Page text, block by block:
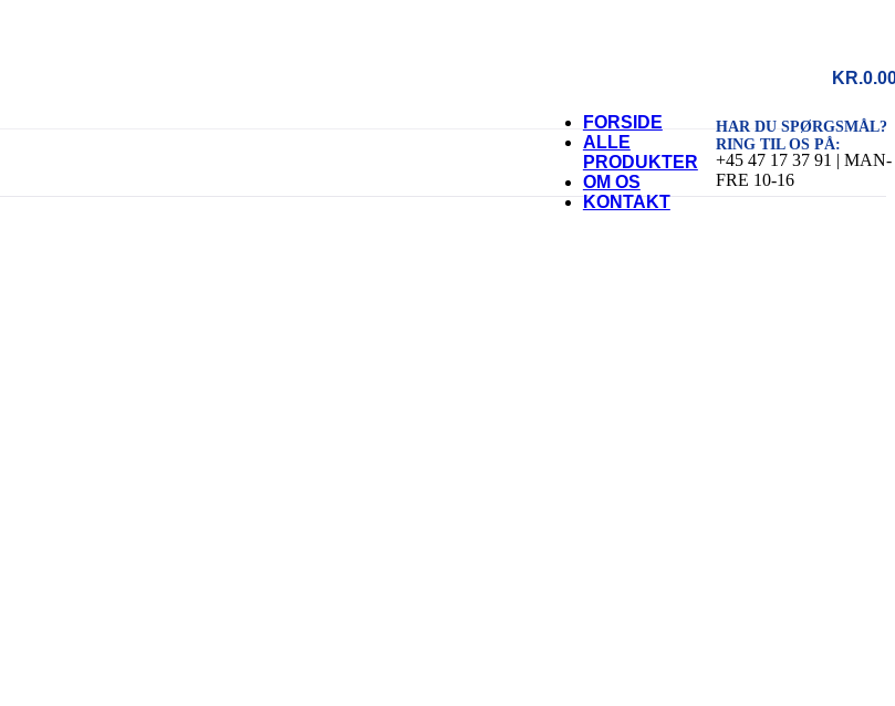
KR.
FORSIDE
ALLE
PRODUKTER
OM OS
KONTAKT
HAR DU SPØRGSMÅL?
RING TIL OS PÅ:
+45 47 17 37 91 | MAN-
FRE 10-16